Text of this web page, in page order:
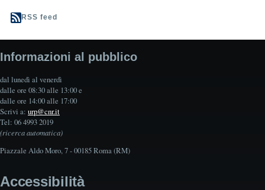
RSS feed
Informazioni al pubblico
dal lunedì al venerdì
dalle ore 08:30 alle 13:00 e
dalle ore 14:00 alle 17:00
Scrivi a: urp@cnr.it
Tel: 06 4993 2019
(ricerca automatica)
Piazzale Aldo Moro, 7 - 00185 Roma (RM)
Accessibilità